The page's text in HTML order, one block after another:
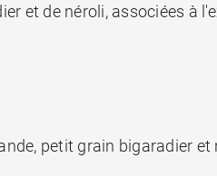
et de néroli, associées à
petit grain bigaradier et